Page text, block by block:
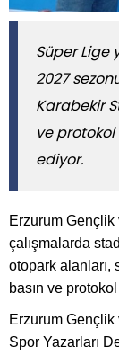
Süper Lige
2027
Karabekir
ve protokol
ediyor.
Erzurum Gençlik
çalışmalarda
otopark alanları,
basın ve
Erzurum
Spor Yazarları